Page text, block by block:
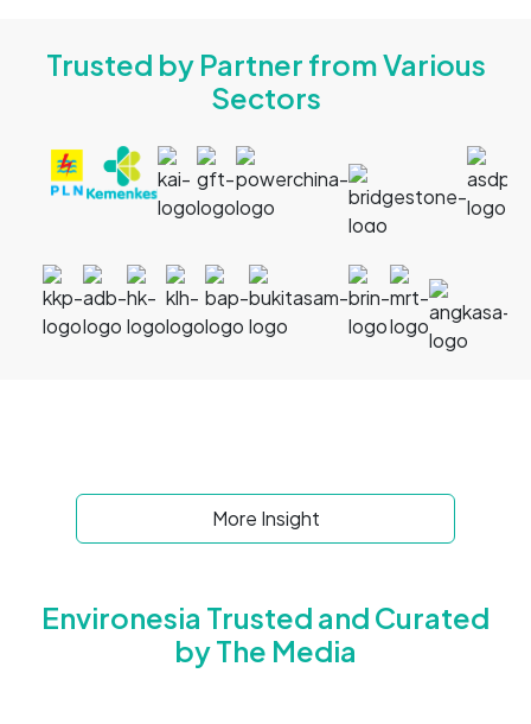
Trusted by Partner from Various
Sectors
More Insight
Environesia Trusted and Curated
by The Media